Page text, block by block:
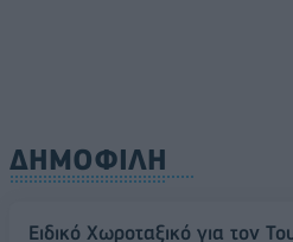
ΔΗΜΟΦΙΛΗ
Ειδικό Χωροταξικό για τον